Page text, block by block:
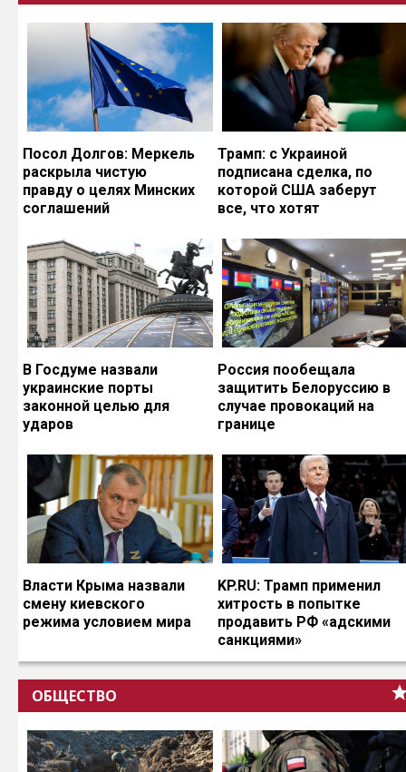
Посол Долгов: Меркель
раскрыла чистую
правду о целях Минских
соглашений
Трамп: с Украиной
подписана сделка, по
которой США заберут
все, что хотят
В Госдуме назвали
украинские порты
законной целью для
ударов
Россия пообещала
защитить Белоруссию в
случае провокаций на
границе
Власти Крыма назвали
смену киевского
режима условием мира
KP.RU: Трамп применил
хитрость в попытке
продавить РФ «адскими
санкциями»
ОБЩЕСТВО